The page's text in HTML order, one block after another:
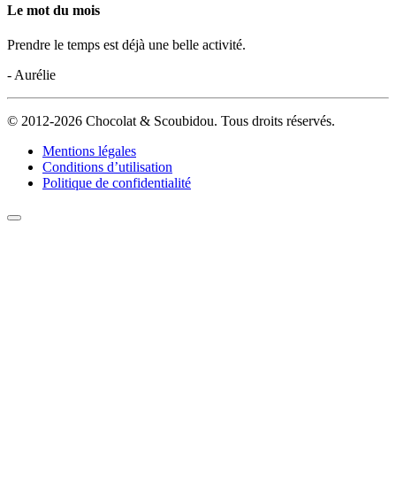
Le mot du mois
Prendre le temps est déjà une belle activité.
- Aurélie
© 2012-2026 Chocolat & Scoubidou. Tous droits réservés.
Mentions légales
Conditions d’utilisation
Politique de confidentialité